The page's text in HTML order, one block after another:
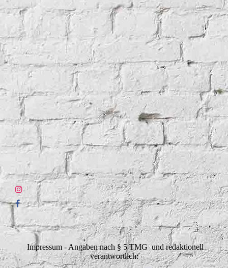
Impressum - Angaben nach § 5 TMG und redaktionell
verantwortlich: